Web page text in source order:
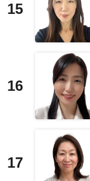
15
16
17